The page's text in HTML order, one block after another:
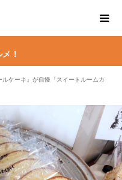
！
ケーキ』が自慢「スイートルームカ